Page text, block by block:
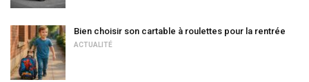
Bien choisir son cartable à roulettes pour la rentrée
ACTUALITÉ